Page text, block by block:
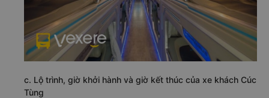
c. Lộ trình, giờ khởi hành và giờ kết thúc của xe khách Cúc
Tùng